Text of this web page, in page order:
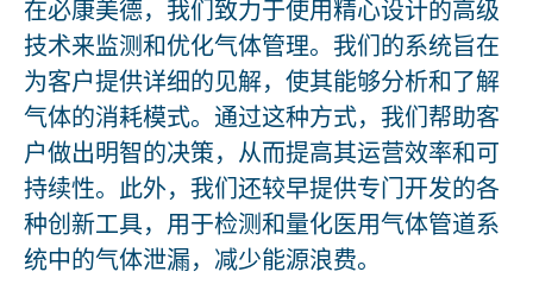
在必康美德，我们致力于使用精心设计的高级
技术来监测和优化气体管理。我们的系统旨在
为客户提供详细的见解，使其能够分析和了解
气体的消耗模式。通过这种方式，我们帮助客
户做出明智的决策，从而提高其运营效率和可
持续性。此外，我们还较早提供专门开发的各
种创新工具，用于检测和量化医用气体管道系
统中的气体泄漏，减少能源浪费。